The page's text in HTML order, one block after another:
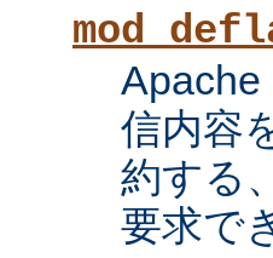
Apache
信内容
約する
要求で